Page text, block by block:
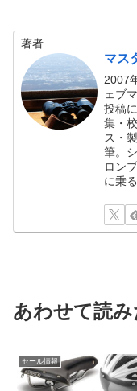
著者
マス
2007
ェブ
投稿
集・
ス・
筆。
ロン
に乗
あわせて読
セール情報